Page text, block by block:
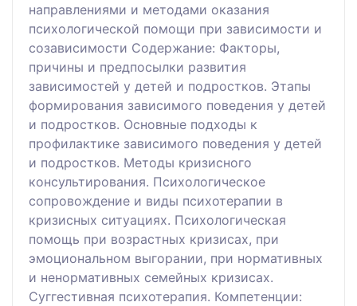
направлениями и методами оказания
психологической помощи при зависимости и
созависимости Содержание: Факторы,
причины и предпосылки развития
зависимостей у детей и подростков. Этапы
формирования зависимого поведения у детей
и подростков. Основные подходы к
профилактике зависимого поведения у детей
и подростков. Методы кризисного
консультирования. Психологическое
сопровождение и виды психотерапии в
кризисных ситуациях. Психологическая
помощь при возрастных кризисах, при
эмоциональном выгорании, при нормативных
и ненормативных семейных кризисах.
Суггестивная психотерапия. Компетенции: